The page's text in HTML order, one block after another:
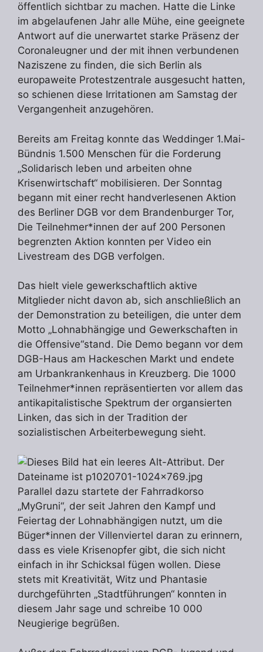
öffentlich sichtbar zu machen. Hatte die Linke
im abgelaufenen Jahr alle Mühe, eine geeignete
Antwort auf die unerwartet starke Präsenz der
Coronaleugner und der mit ihnen verbundenen
Naziszene zu finden, die sich Berlin als
europaweite Protestzentrale ausgesucht hatten,
so schienen diese Irritationen am Samstag der
Vergangenheit anzugehören.
Bereits am Freitag konnte das Weddinger 1.Mai-
Bündnis 1.500 Menschen für die Forderung
„Solidarisch leben und arbeiten ohne
Krisenwirtschaft“ mobilisieren. Der Sonntag
begann mit einer recht handverlesenen Aktion
des Berliner DGB vor dem Brandenburger Tor,
Die Teilnehmer*innen der auf 200 Personen
begrenzten Aktion konnten per Video ein
Livestream des DGB verfolgen.
Das hielt viele gewerkschaftlich aktive
Mitglieder nicht davon ab, sich anschließlich an
der Demonstration zu beteiligen, die unter dem
Motto „Lohnabhängige und Gewerkschaften in
die Offensive“stand. Die Demo begann vor dem
DGB-Haus am Hackeschen Markt und endete
am Urbankrankenhaus in Kreuzberg. Die 1000
Teilnehmer*innen repräsentierten vor allem das
antikapitalistische Spektrum der organsierten
Linken, das sich in der Tradition der
sozialistischen Arbeiterbewegung sieht.
Parallel dazu startete der Fahrradkorso
„MyGruni“, der seit Jahren den Kampf und
Feiertag der Lohnabhängigen nutzt, um die
Büger*innen der Villenviertel daran zu erinnern,
dass es viele Krisenopfer gibt, die sich nicht
einfach in ihr Schicksal fügen wollen. Diese
stets mit Kreativität, Witz und Phantasie
durchgeführten „Stadtführungen“ konnten in
diesem Jahr sage und schreibe 10 000
Neugierige begrüßen.